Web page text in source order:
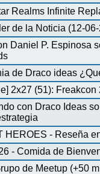
Realms Infinite
de la Noticia (12-
Daniel P. Espinosa
de Draco ideas
2x27 (51): Freakcon
con Draco Ideas
HEROES - Reseña
- Comida de
de Meetup (+50